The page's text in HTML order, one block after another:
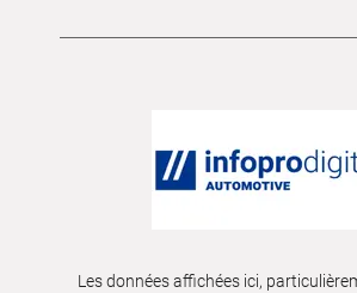
Les données affichées ici,